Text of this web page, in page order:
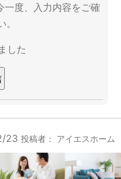
一度、入力内容をご確
した
23 投稿者： アイエスホーム